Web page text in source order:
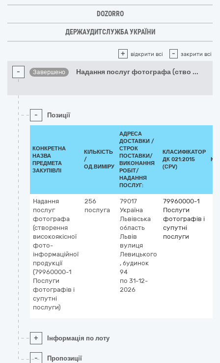
DOZORRO
ДЕРЖАУДИТСЛУЖБА УКРАЇНИ
+ відкрити всі - закрити всі
- Завершено Надання послуг фотографа (ство ...
- Позиції
КОНКРЕТНА
НАЗВА
ПРЕДМЕТА
ЗАКУПІВЛІ
КІЛЬКІСТЬ
/
ОД.ВИМІРУ
АДРЕСА
ДОСТАВКИ /
СТРОК
ПОСТАВКИ/
ВИКОНАННЯ
РОБІТ/
НАДАННЯ
ПОСЛУГ:
КЛАСИФІКАТОР
ДК 021:2015
(CPV)
Надання
послуг
фотографа
(створення
високоякісної
фото-
інформаційної
продукції
(79960000-1
Послуги
фотографів і
супутні
послуги)
256
послуга
79017
Україна
Львівська
область
Львів
вулиця
Левицького
, будинок
94
по 31-12-
2026
79960000-1
Послуги
фотографів і
супутні
послуги
+ Інформація по лоту
- Пропозиції